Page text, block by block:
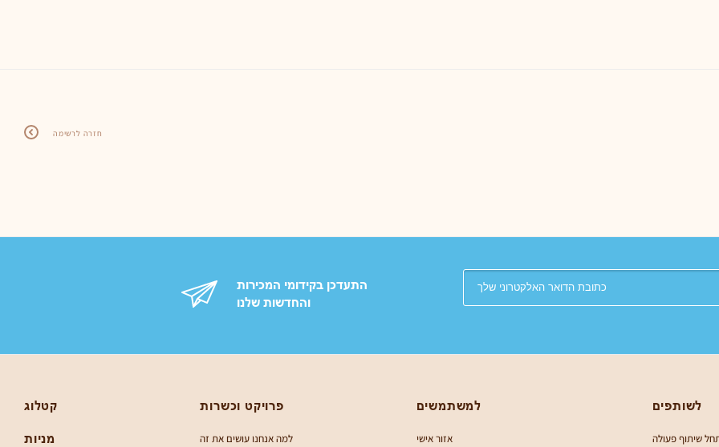
חזרה לרשימה
התעדכן בקידומי המכירות
והחדשות שלנו
קטלוג
מניות
פרויקט וכשרות
למה אנחנו עושים את זה
למשתמשים
אזור אישי
לשותפים
שיתוף פעולה